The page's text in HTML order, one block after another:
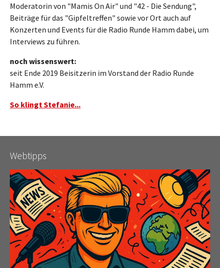
Moderatorin von "Mamis On Air" und "42 - Die Sendung",
Beiträge für das "Gipfeltreffen" sowie vor Ort auch auf
Konzerten und Events für die Radio Runde Hamm dabei, um
Interviews zu führen.
noch wissenswert:
seit Ende 2019 Beisitzerin im Vorstand der Radio Runde
Hamm e.V.
So klingt Stefanie...
Webtipps